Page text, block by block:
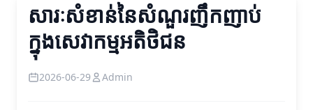
សារៈសំខាន់នៃសំណួរញឹកញាប់
ក្នុងសេវាកម្មអតិថិជន
2026-06-29 Admin